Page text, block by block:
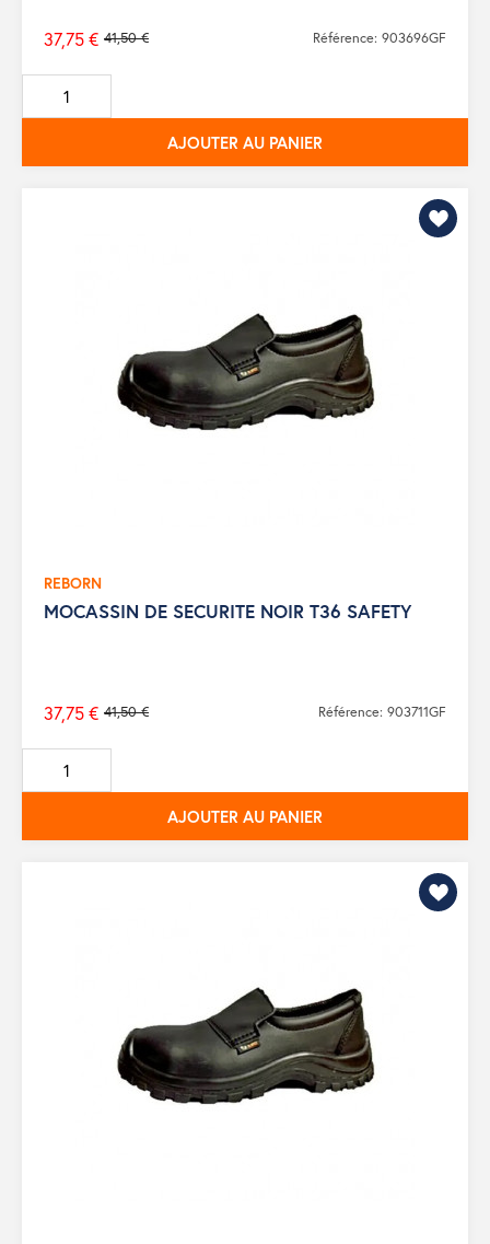
Prix
de
base
41,50 €
37,75 € Référence: 903696GF
AJOUTER AU PANIER
REBORN
MOCASSIN DE SECURITE NOIR T36 SAFETY
Prix
de
base
41,50 €
37,75 € Référence: 903711GF
AJOUTER AU PANIER